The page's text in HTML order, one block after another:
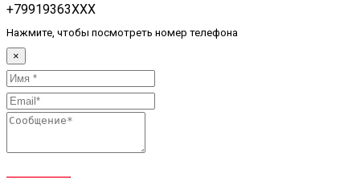
+79919363XXX
Нажмите, чтобы посмотреть номер телефона
×